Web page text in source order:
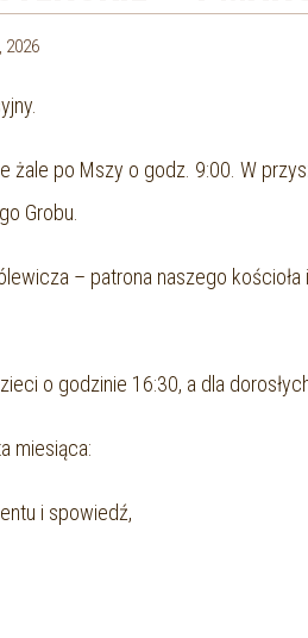
2026
po Mszy o godz. 9:00. W
Grobu.
– patrona naszego
o godzinie 16:30, a dla
miesiąca:
i spowiedź,